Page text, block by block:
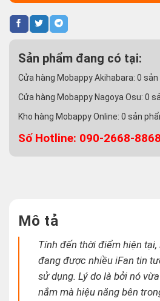
Sản phẩm đang có tại:
Cửa hàng Mobappy Akihabara: 0 sản
Cửa hàng Mobappy Nagoya Osu: 0
Kho hàng Mobappy Online: 0 sản
Số Hotline: 090-2668-8868
Mô tả
Tính đến thời điểm hiện tại,
đang được nhiều iFan tin
sử dụng. Lý do là bởi nó
nắm mà hiệu năng bên